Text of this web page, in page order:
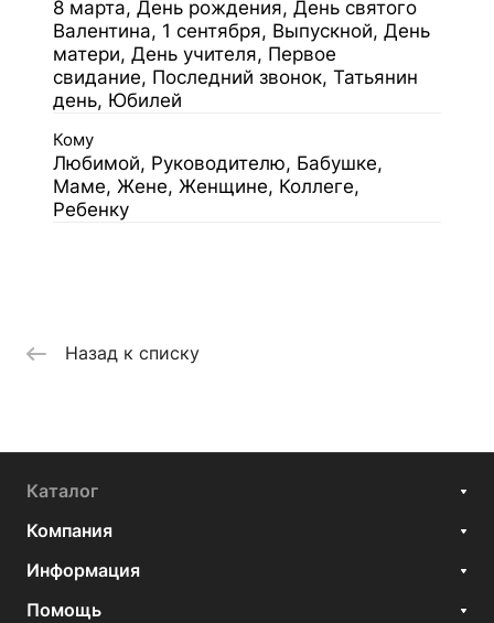
8 марта, День рождения, День святого
Валентина, 1 сентября, Выпускной, День
матери, День учителя, Первое
свидание, Последний звонок, Татьянин
день, Юбилей
Кому
Любимой, Руководителю, Бабушке,
Маме, Жене, Женщине, Коллеге,
Ребенку
Назад к списку
Каталог
Компания
Информация
Помощь